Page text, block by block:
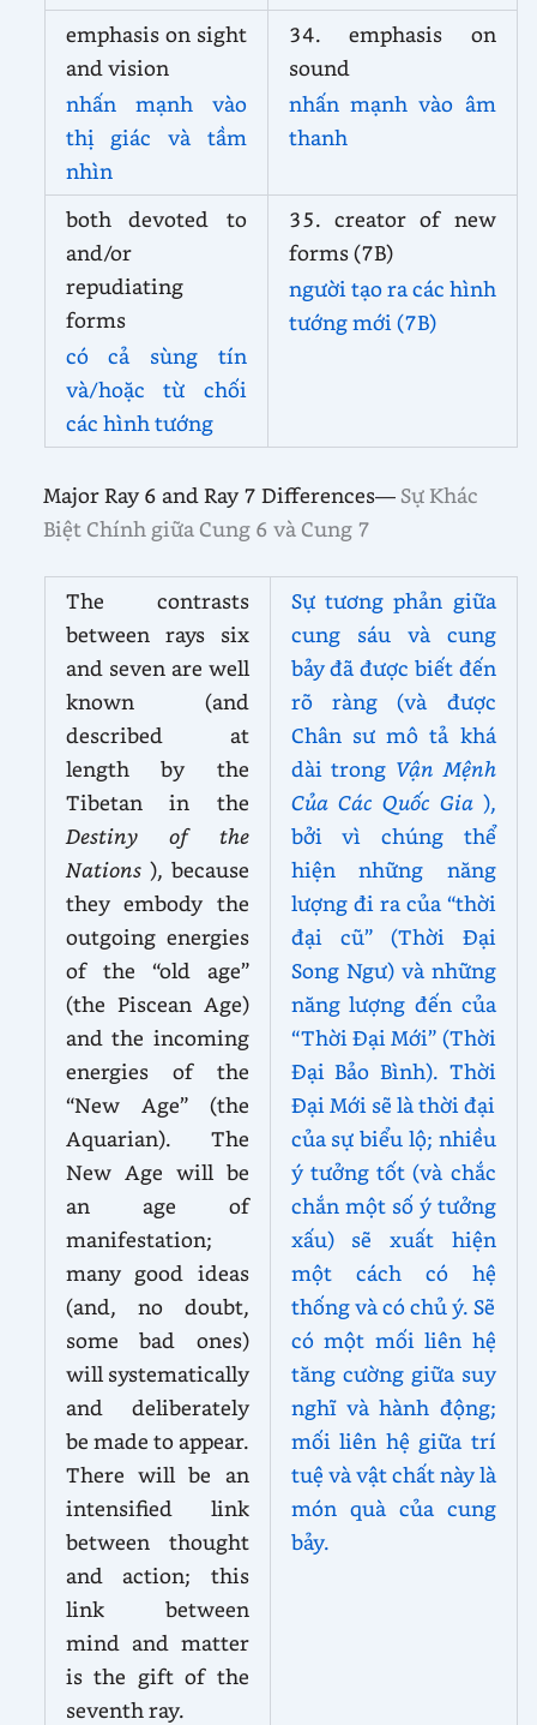
emphasis on sight
and vision
nhấn mạnh vào
thị giác và tầm
nhìn
34. emphasis on
sound
nhấn mạnh vào âm
thanh
both devoted to
and/or
repudiating
forms
có cả sùng tín
và/hoặc từ chối
các hình tướng
35. creator of new
forms (7B)
người tạo ra các hình
tướng mới (7B)
Major Ray 6 and Ray 7 Differences— Sự Khác
Biệt Chính giữa Cung 6 và Cung 7
The contrasts
between rays six
and seven are well
known (and
described at
length by the
Tibetan in the
Destiny of the
Nations ), because
they embody the
outgoing energies
of the “old age”
(the Piscean Age)
and the incoming
energies of the
“New Age” (the
Aquarian). The
New Age will be
an age of
manifestation;
many good ideas
(and, no doubt,
some bad ones)
will systematically
and deliberately
be made to appear.
There will be an
intensified link
between thought
and action; this
link between
mind and matter
is the gift of the
seventh ray.
Sự tương phản giữa
cung sáu và cung
bảy đã được biết đến
rõ ràng (và được
Chân sư mô tả khá
dài trong Vận Mệnh
Của Các Quốc Gia ),
bởi vì chúng thể
hiện những năng
lượng đi ra của “thời
đại cũ” (Thời Đại
Song Ngư) và những
năng lượng đến của
“Thời Đại Mới” (Thời
Đại Bảo Bình). Thời
Đại Mới sẽ là thời đại
của sự biểu lộ; nhiều
ý tưởng tốt (và chắc
chắn một số ý tưởng
xấu) sẽ xuất hiện
một cách có hệ
thống và có chủ ý. Sẽ
có một mối liên hệ
tăng cường giữa suy
nghĩ và hành động;
mối liên hệ giữa trí
tuệ và vật chất này là
món quà của cung
bảy.